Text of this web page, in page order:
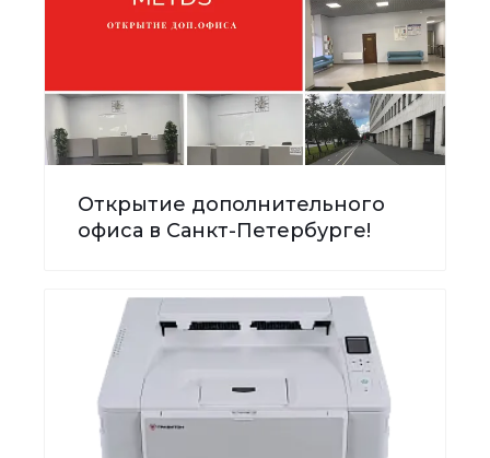
Открытие дополнительного
офиса в Санкт-Петербурге!